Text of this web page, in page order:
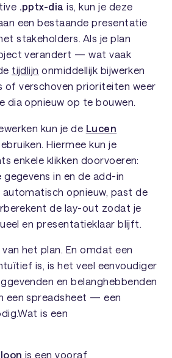
.pptx-dia is, kun je deze
een bestaande presentatie
stakeholders. Als je plan
verandert — wat vaak
tijdlijn onmiddellijk bijwerken
of verschoven prioriteiten weer
dia opnieuw op te bouwen.
kun je de Lucen
Hiermee kun je
enkele klikken doorvoeren:
in en de add-in
opnieuw, past de
de lay-out zodat je
en presentatieklaar blijft.
het plan. En omdat een
is, is het veel eenvoudiger
en belanghebbenden
een spreadsheet — een
is een
is een vooraf